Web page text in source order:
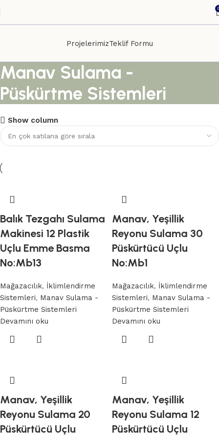
ProjelerimizTeklif Formu
Manav Sulama -
Püskürtme Sistemleri
Show column
Balık Tezgahı Sulama
Makinesi 12 Plastik
Uçlu Emme Basma
No:Mb13
Mağazacılık, İklimlendirme
Sistemleri, Manav Sulama -
Püskürtme Sistemleri
Devamını oku
Manav, Yeşillik
Reyonu Sulama 30
Püskürtücü Uçlu
No:Mb1
Mağazacılık, İklimlendirme
Sistemleri, Manav Sulama -
Püskürtme Sistemleri
Devamını oku
Manav, Yeşillik
Reyonu Sulama 20
Püskürtücü Uçlu
Manav, Yeşillik
Reyonu Sulama 12
Püskürtücü Uçlu